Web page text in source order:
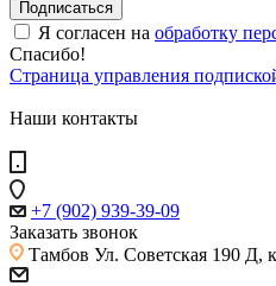
Я согласен на обработку
Спасибо!
Страница управления
Наши контакты
+7 (902) 939-39-09
Заказать звонок
Тамбов Ул. Советская 190 Д,